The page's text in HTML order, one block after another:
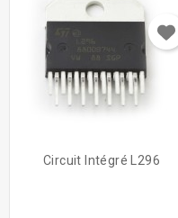
Circuit Intégré L296